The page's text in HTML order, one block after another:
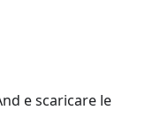
e scaricare le